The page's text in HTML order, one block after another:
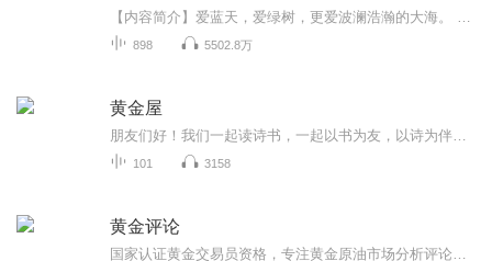
898 5502.8万
黄金屋
101 3158
黄金评论